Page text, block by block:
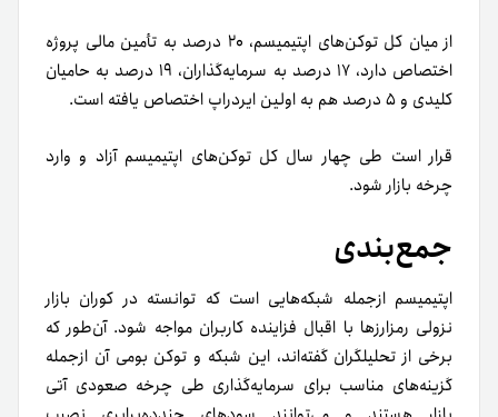
از میان کل توکن‌های اپتیمیسم، ۲۰ درصد به تأمین مالی پروژه
اختصاص دارد، ۱۷ درصد به سرمایه‌گذاران، ۱۹ درصد به حامیان
کلیدی و ۵ درصد هم به اولین ایردراپ اختصاص یافته است.
قرار است طی چهار سال کل توکن‌های اپتیمیسم آزاد و وارد
چرخه بازار شود.
جمع‌بندی
اپتیمیسم ازجمله شبکه‌هایی است که توانسته در کوران بازار
نزولی رمزارزها با اقبال فزاینده کاربران مواجه شود. آن‌طور که
برخی از تحلیلگران گفته‌اند، این شبکه و توکن بومی آن ازجمله
گزینه‌های مناسب برای سرمایه‌گذاری طی چرخه صعودی آتی